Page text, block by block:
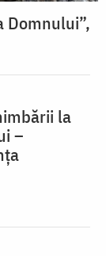
Domnului”,
la
–